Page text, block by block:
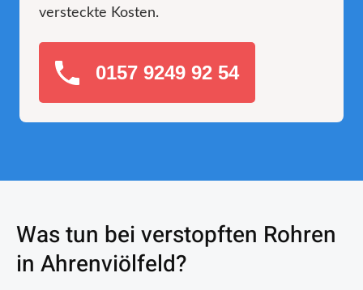
versteckte Kosten.
0157 9249 92 54
Was tun bei verstopften Rohren
in Ahrenviölfeld?